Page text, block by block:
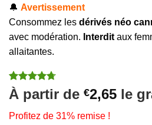
🔔 Avertissement
Consommez les dérivés néo
avec modération. Interdit aux
allaitantes.
Noté 4.7
sur 5 basé
10
notations
À partir de €2,65 le
Profitez de 31% remise !